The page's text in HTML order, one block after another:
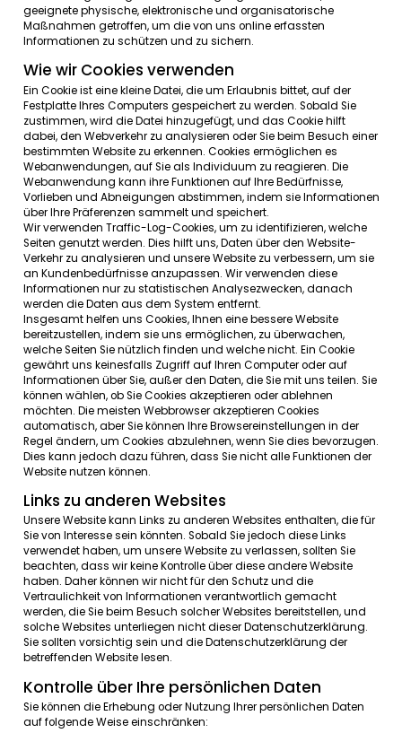
Gelegentlich könnenwirIhreDatenauchverwenden
Marktforschungszwecken zukontaktieren.Dies
Telefon, Fax oderPosterfolgen.Wirkönnen
verwenden, um die WebsiteanIhre
Sicherheit
Wir verpflichtenuns, dieSicherheit IhrerDaten zu
UmunbefugtenZugriffoder Offenlegungzuverhindern
geeignetephysische,elektronischeundorganisatorische
Maßnahmen getroffen, um die von uns onlineerfassten
Informationenzuschützenundzu sichern.
Wie wir Cookies verwenden
EinCookieisteinekleine Datei, die umErlaubnisbittet,auf
FestplatteIhresComputersgespeichertzuwerden
zustimmen,wirddieDatei hinzugefügt,und dasCookie
dabei, denWebverkehrzu analysieren oderSiebeim
bestimmtenWebsitezuerkennen.Cookiesermöglichen
Webanwendungen, auf Sieals Individuumzureagieren
WebanwendungkannihreFunktionenaufIhreBedürfnisse
VorliebenundAbneigungen abstimmen,indemsie
überIhrePräferenzensammeltundspeichert.
WirverwendenTraffic-Log-Cookies, umzuidentifizieren
Seitengenutzt werden. Dieshilftuns,Datenüberden
VerkehrzuanalysierenundunsereWebsitezuverbessern
anKundenbedürfnisse
Informationen nur zu statistischen
werdendie Daten aus dem System entfernt
InsgesamthelfenunsCookies, IhneneinebessereWebsite
bereitzustellen ,indemsieuns ermöglichen ,zuüberwachen
welcheSeiten Sienützlichfindenundwelchenicht.
gewährtunskeinesfallsZugriffauf IhrenComputer
Informationenüber Sie,außerdenDaten , dieSiemit uns
könnenwählen,obSie Cookies akzeptierenoderablehnen
möchten. DiemeistenWebbrowserakzeptierenCookies
automatisch,aberSie
Dieskannjedoch dazuführen,dassSie nicht alle
Website nutzenkönnen.